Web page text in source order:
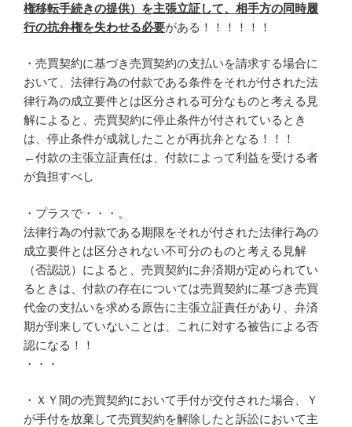
権移転手続きの提供）を主張立証して、相手方の同時履
行の抗弁権を失わせる必要がある！！！！！！
・売買契約に基づき売買契約の支払いを請求する場合に
おいて、法律行為の付款である条件をそれが付された法
律行為の成立要件とは区分される可分なものと考える見
解によると、売買契約に停止条件が付されているとき
は、停止条件が成就したことが再抗弁となる！！！
←付款の主張立証責任は、付款によって利益を受ける者
が負担すべし
・プラスで・・・。
法律行為の付款である期限をそれが付された法律行為の
成立要件とは区分されない不可分のものと考える見解
（否認説）によると、売買契約に弁済期が定められてい
るときは、付款の存在については売買契約に基づき売買
代金の支払いを求める原告に主張立証責任があり、弁済
期が到来していないことは、これに対する被告による否
認になる！！
・・・
・ＸＹ間の売買契約において手付が交付された場合、Ｙ
が手付を放棄して売買契約を解除したと訴訟において主